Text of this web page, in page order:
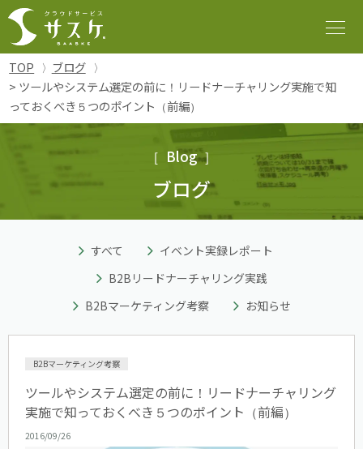
TOP
ブログ
> ツールやシステム選定の前に！リードナーチャリング実施で知
っておくべき５つのポイント（前編）
Blog
ブログ
すべて
イベント実録レポート
B2Bリードナーチャリング実践
B2Bマーケティング考察
お知らせ
B2Bマーケティング考察
ツールやシステム選定の前に！リードナーチャリング
実施で知っておくべき５つのポイント（前編）
2016/09/26